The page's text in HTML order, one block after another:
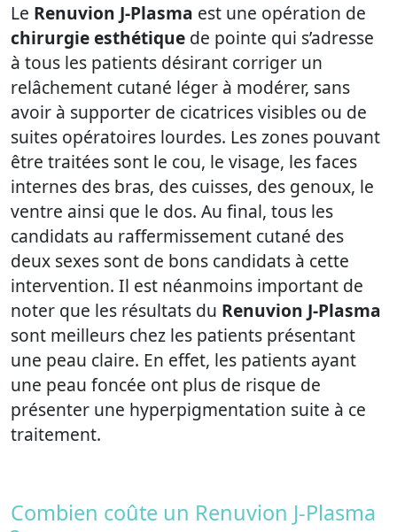
Le Renuvion J-Plasma est une opération de
chirurgie esthétique de pointe qui s’adresse
à tous les patients désirant corriger un
relâchement cutané léger à modérer, sans
avoir à supporter de cicatrices visibles ou de
suites opératoires lourdes. Les zones pouvant
être traitées sont le cou, le visage, les faces
internes des bras, des cuisses, des genoux, le
ventre ainsi que le dos. Au final, tous les
candidats au raffermissement cutané des
deux sexes sont de bons candidats à cette
intervention. Il est néanmoins important de
noter que les résultats du Renuvion J-Plasma
sont meilleurs chez les patients présentant
une peau claire. En effet, les patients ayant
une peau foncée ont plus de risque de
présenter une hyperpigmentation suite à ce
traitement.
Combien coûte un Renuvion J-Plasma